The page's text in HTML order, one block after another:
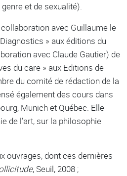
et de sexualité).
avec Guillaume le
» aux éditions du
avec Claude Gautier) de
du care » aux Editions de
du comité de rédaction de la
également des cours dans
Munich et Québec. Elle
de l’art, sur la philosophie
ouvrages, dont ces dernières
, Seuil, 2008 ;